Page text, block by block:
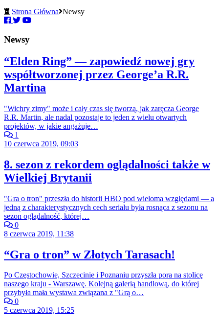
Strona Główna Newsy
Newsy
“Elden Ring” — zapowiedź nowej gry
współtworzonej przez George’a R.R.
Martina
"Wichry zimy" może i cały czas się tworzą, jak zaręcza George
R.R. Martin, ale nadal pozostaje to jeden z wielu otwartych
projektów, w jakie angażuje…
1
10 czerwca 2019, 09:03
8. sezon z rekordem oglądalności także w
Wielkiej Brytanii
"Gra o tron" przeszła do historii HBO pod wieloma względami — a
jedną z charakterystycznych cech serialu była rosnąca z sezonu na
sezon oglądalność, której…
0
8 czerwca 2019, 11:38
“Gra o tron” w Złotych Tarasach!
Po Częstochowie, Szczecinie i Poznaniu przyszła pora na stolicę
naszego kraju - Warszawę. Kolejną galerią handlową, do której
przybyła mała wystawa związana z "Grą o…
0
5 czerwca 2019, 15:25